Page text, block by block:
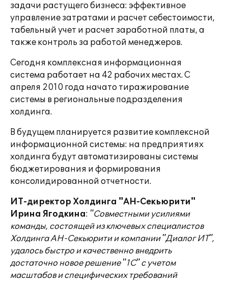
задачи растущего бизнеса: эффективное
управление затратами и расчет себестоимости,
табельный учет и расчет заработной платы, а
также контроль за работой менеджеров.
Сегодня комплексная информационная
система работает на 42 рабочих местах. С
апреля 2010 года начато тиражирование
системы в региональные подразделения
холдинга.
В будущем планируется развитие комплексной
информационной системы: на предприятиях
холдинга будут автоматизированы системы
бюджетирования и формирования
консолидированной отчетности.
ИТ-директор Холдинга "АН-Секьюрити"
Ирина Ягодкина: "Совместными усилиями
команды, состоящей из ключевых специалистов
Холдинга АН-Секьюрити и компании "Диалог ИТ",
удалось быстро и качественно внедрить
достаточно новое решение "1С" с учетом
масштабов и специфических требований